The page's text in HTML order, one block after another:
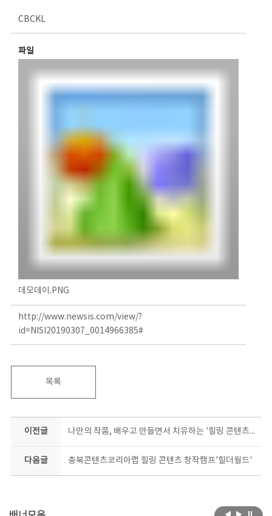
CBCKL
파일
데모데이.PNG
http://www.newsis.com/view/?
id=NISI20190307_0014966385#
목록
이전글 나만의 작품, 배우고 만들면서 치유하는 '힐링 콘텐츠 창작 캠프'
다음글 충북콘텐츠코리아랩 힐링 콘텐츠 창작캠프'힐더월드'